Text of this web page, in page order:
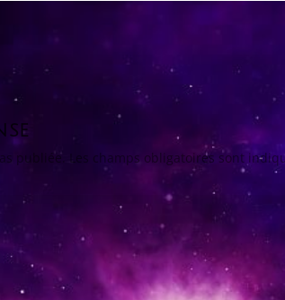
publiée. Les champs obligatoires sont